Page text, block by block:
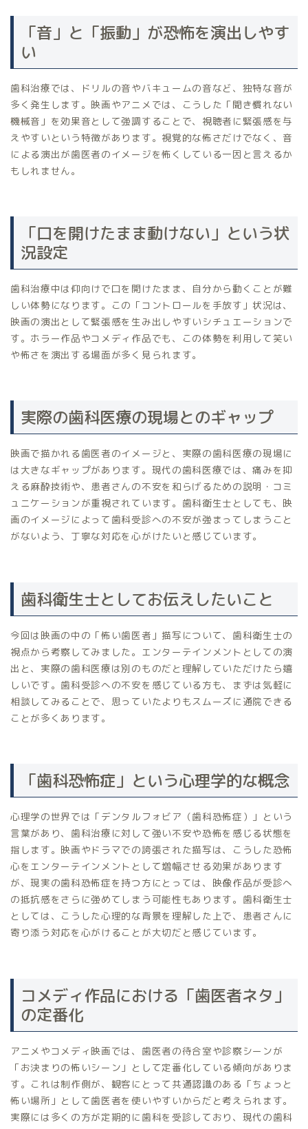
「音」と「振動」が恐怖を演出しやす
い
歯科治療では、ドリルの音やバキュームの音など、独特な音が
多く発生します。映画やアニメでは、こうした「聞き慣れない
機械音」を効果音として強調することで、視聴者に緊張感を与
えやすいという特徴があります。視覚的な怖さだけでなく、音
による演出が歯医者のイメージを怖くしている一因と言えるか
もしれません。
「口を開けたまま動けない」という状
況設定
歯科治療中は仰向けで口を開けたまま、自分から動くことが難
しい体勢になります。この「コントロールを手放す」状況は、
映画の演出として緊張感を生み出しやすいシチュエーションで
す。ホラー作品やコメディ作品でも、この体勢を利用して笑い
や怖さを演出する場面が多く見られます。
実際の歯科医療の現場とのギャップ
映画で描かれる歯医者のイメージと、実際の歯科医療の現場に
は大きなギャップがあります。現代の歯科医療では、痛みを抑
える麻酔技術や、患者さんの不安を和らげるための説明・コミ
ュニケーションが重視されています。歯科衛生士としても、映
画のイメージによって歯科受診への不安が強まってしまうこと
がないよう、丁寧な対応を心がけたいと感じています。
歯科衛生士としてお伝えしたいこと
今回は映画の中の「怖い歯医者」描写について、歯科衛生士の
視点から考察してみました。エンターテインメントとしての演
出と、実際の歯科医療は別のものだと理解していただけたら嬉
しいです。歯科受診への不安を感じている方も、まずは気軽に
相談してみることで、思っていたよりもスムーズに通院できる
ことが多くあります。
「歯科恐怖症」という心理学的な概念
心理学の世界では「デンタルフォビア（歯科恐怖症）」という
言葉があり、歯科治療に対して強い不安や恐怖を感じる状態を
指します。映画やドラマでの誇張された描写は、こうした恐怖
心をエンターテインメントとして増幅させる効果があります
が、現実の歯科恐怖症を持つ方にとっては、映像作品が受診へ
の抵抗感をさらに強めてしまう可能性もあります。歯科衛生士
としては、こうした心理的な背景を理解した上で、患者さんに
寄り添う対応を心がけることが大切だと感じています。
コメディ作品における「歯医者ネタ」
の定番化
アニメやコメディ映画では、歯医者の待合室や診察シーンが
「お決まりの怖いシーン」として定番化している傾向がありま
す。これは制作側が、観客にとって共通認識のある「ちょっと
怖い場所」として歯医者を使いやすいからだと考えられます。
実際には多くの方が定期的に歯科を受診しており、現代の歯科